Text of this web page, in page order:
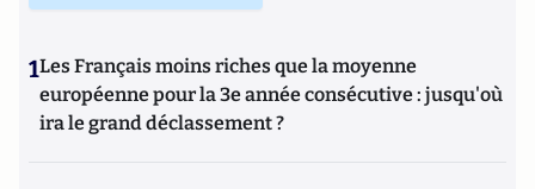
1Les Français moins riches que la moyenne
européenne pour la 3e année consécutive : jusqu'où
ira le grand déclassement ?